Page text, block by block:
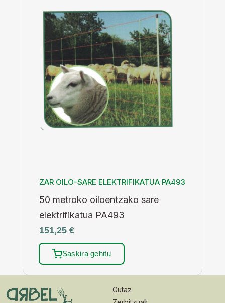
ZAR OILO-SARE ELEKTRIFIKATUA PA493
50 metroko oiloentzako sare
elektrifikatua PA493
151,25 €
Saskira gehitu
Gutaz